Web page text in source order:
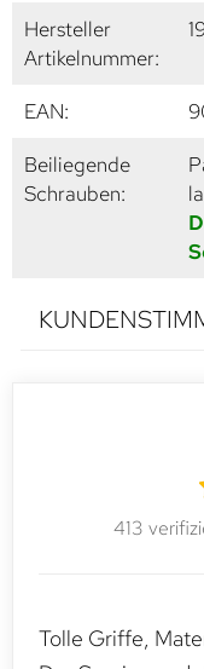
Hersteller
Artikelnummer:
EAN:
Beiliegende
Schrauben:
413
Tolle Griffe,